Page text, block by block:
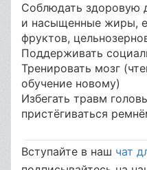
Соблюдать здоровую
и насыщенные жиры,
фруктов,
Поддерживать
Тренировать мозг
обучение новому)
Избегать травм
пристёгиваться
Вступайте в наш чат